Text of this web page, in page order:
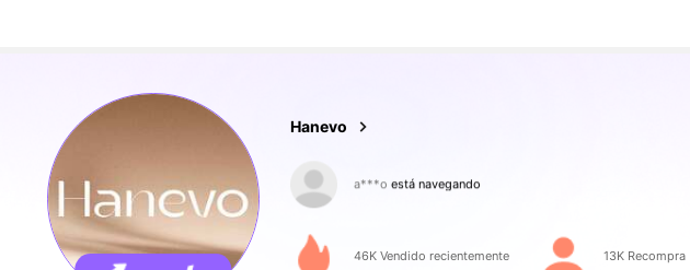
Hanevo
a***o
4,88
46K Vendido recientemente 13K Recompra